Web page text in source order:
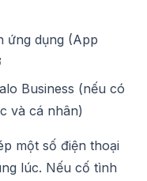
ứng dụng (App
Business (nếu có
và cá nhân)
một số điện thoại
lúc. Nếu cố tình